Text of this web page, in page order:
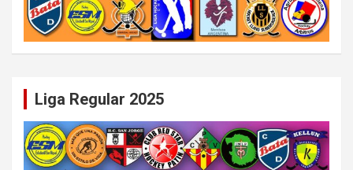
Liga Regular 2025